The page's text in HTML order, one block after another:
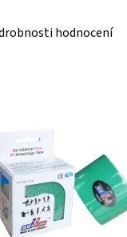
hodnocení